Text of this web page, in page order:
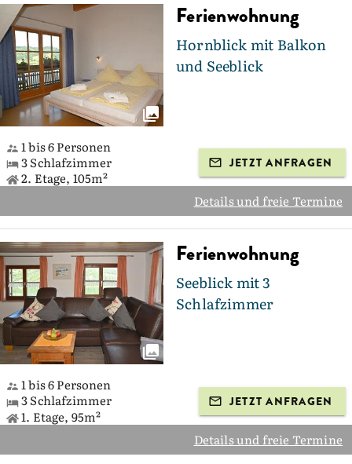
Ferienwohnung
Hornblick mit Balkon
und Seeblick
1 bis 6 Personen
3 Schlafzimmer
2. Etage, 105m²
JETZT ANFRAGEN
Details und freie Termine
Ferienwohnung
Seeblick mit 3
Schlafzimmer
1 bis 6 Personen
3 Schlafzimmer
1. Etage, 95m²
JETZT ANFRAGEN
Details und freie Termine